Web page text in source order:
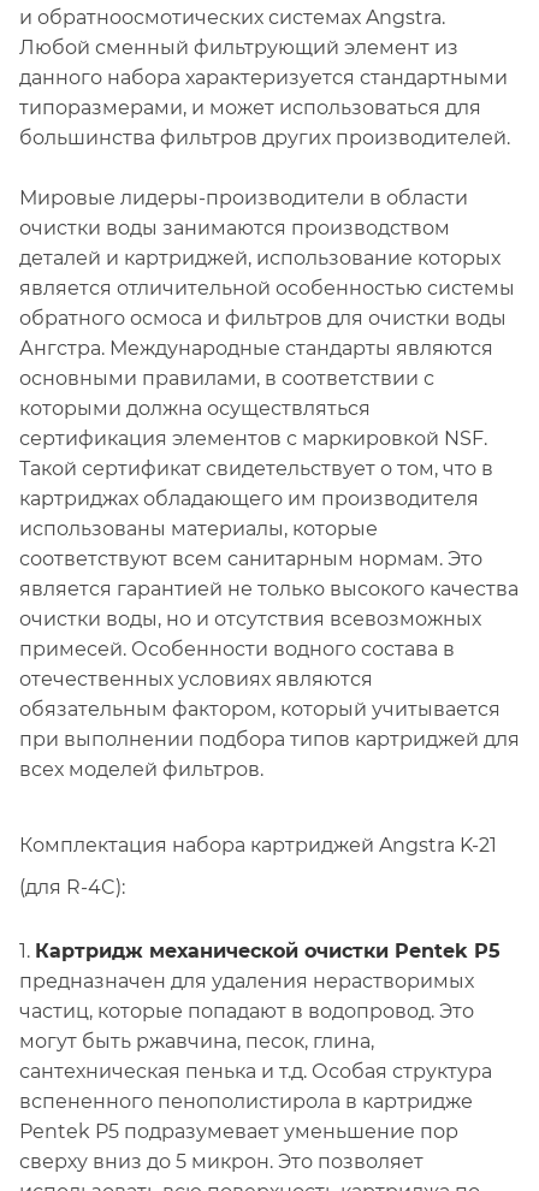
и обратноосмотических системах Angstra.
Любой сменный фильтрующий элемент из
данного набора характеризуется стандартными
типоразмерами, и может использоваться для
большинства фильтров других производителей.
Мировые лидеры-производители в области
очистки воды занимаются производством
деталей и картриджей, использование которых
является отличительной особенностью системы
обратного осмоса и фильтров для очистки воды
Ангстра. Международные стандарты являются
основными правилами, в соответствии с
которыми должна осуществляться
сертификация элементов с маркировкой NSF.
Такой сертификат свидетельствует о том, что в
картриджах обладающего им производителя
использованы материалы, которые
соответствуют всем санитарным нормам. Это
является гарантией не только высокого качества
очистки воды, но и отсутствия всевозможных
примесей. Особенности водного состава в
отечественных условиях являются
обязательным фактором, который учитывается
при выполнении подбора типов картриджей для
всех моделей фильтров.
Комплектация набора картриджей Angstra K-21
(для R-4C):
1. Картридж механической очистки Pentek P5
предназначен для удаления нерастворимых
частиц, которые попадают в водопровод. Это
могут быть ржавчина, песок, глина,
сантехническая пенька и т.д. Особая структура
вспененного пенополистирола в картридже
Pentek P5 подразумевает уменьшение пор
сверху вниз до 5 микрон. Это позволяет